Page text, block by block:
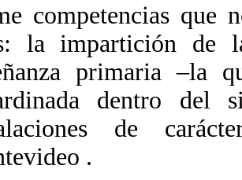
competencias que
la impartición de
primaria –la
dentro del
de
.